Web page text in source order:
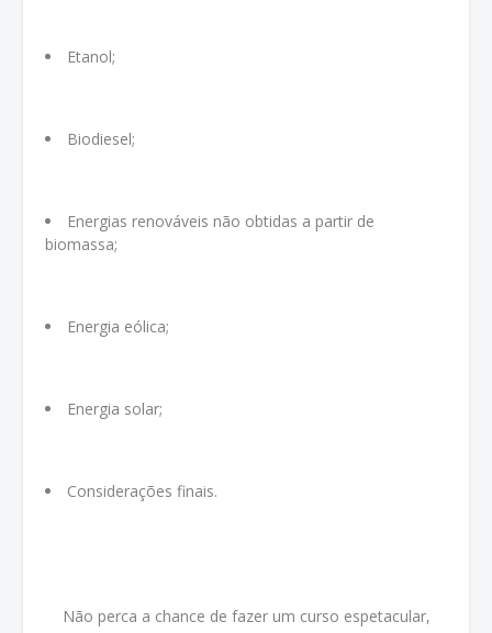
Etanol;
Biodiesel;
Energias renováveis não obtidas a partir de
biomassa;
Energia eólica;
Energia solar;
Considerações finais.
Não perca a chance de fazer um curso espetacular,